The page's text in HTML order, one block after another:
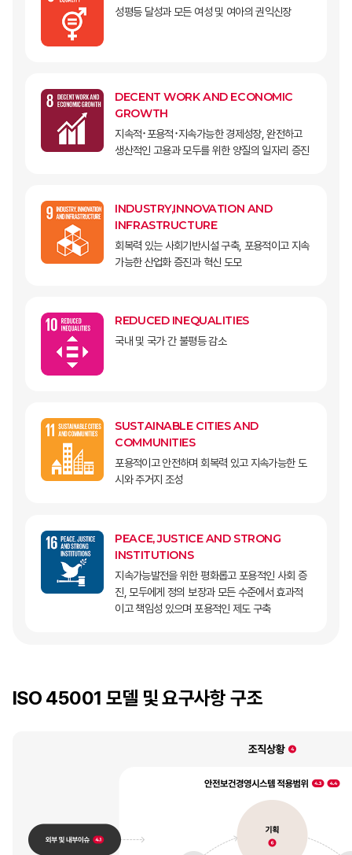
성평등 달성과 모든 여성 및 여아의 권익신장
DECENT WORK AND ECONOMIC
GROWTH
지속적･포용적･지속가능한 경제성장, 완전하고
생산적인 고용과 모두를 위한 양질의 일자리 증진
INDUSTRY,INNOVATION AND
INFRASTRUCTURE
회복력 있는 사회기반시설 구축, 포용적이고 지속
가능한 산업화 증진과 혁신 도모
REDUCED INEQUALITIES
국내 및 국가 간 불평등 감소
SUSTAINABLE CITIES AND
COMMUNITIES
포용적이고 안전하며 회복력 있고 지속가능한 도
시와 주거지 조성
PEACE, JUSTICE AND STRONG
INSTITUTIONS
지속가능발전을 위한 평화롭고 포용적인 사회 증
진, 모두에게 정의 보장과 모든 수준에서 효과적
이고 책임성 있으며 포용적인 제도 구축
ISO 45001 모델 및 요구사항 구조